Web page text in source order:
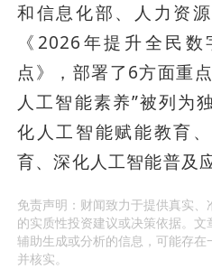
和信息化部、人力资
《2026年提升全民
点》，部署了6方面重
人工智能素养”被列为
化人工智能赋能教育
育、深化人工智能普及
免责声明：财闻致力于提供真实
的实质性投资建议或决策依据。
辅助生成或分析的信息，可能存
并核实。